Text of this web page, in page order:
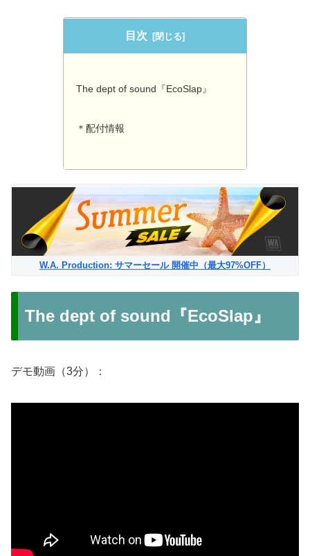
目次
The dept of sound『EcoSlap』
＊配付情報
W.A. Production: サマーセール 開催中（最大97%OFF）
The dept of sound『EcoSlap』
デモ動画（3分）：